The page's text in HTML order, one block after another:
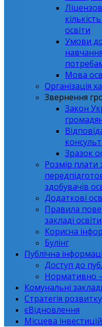
освіти
Умови
Мова
Організація
Звернення
Закон
Зразок
Розмір плати
здобувачів
Додаткові
Правила
закладі освіти
Корисна
Булінг
Публічна
Доступ до
Нормативно
Комунальні
Стратегія розвитку
єВідновлення
Місцева